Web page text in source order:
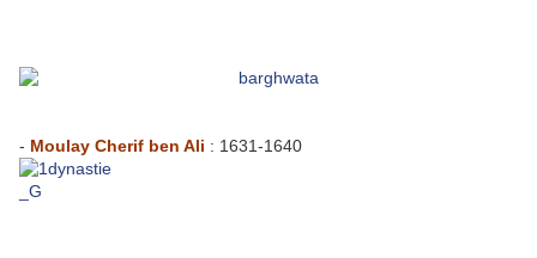
- Moulay Cherif ben Ali : 1631-1640